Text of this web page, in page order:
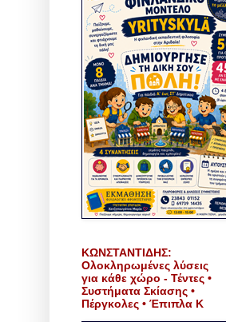
ΚΩΝΣΤΑΝΤΙΔΗΣ:
Ολοκληρωμένες λύσεις
για κάθε χώρο - Τέντες •
Συστήματα Σκίασης •
Πέργκολες • Έπιπλα Κ